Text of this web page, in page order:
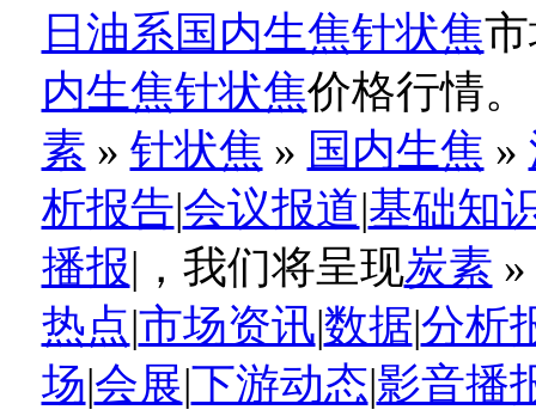
日油系国内生焦针状焦
内生焦针状焦价格行情
素 » 针状焦 » 国内生焦 »
析报告|会议报道|基础知
播报|，我们将呈现炭素 »
热点|市场资讯|数据|分析
场|会展|下游动态|影音播